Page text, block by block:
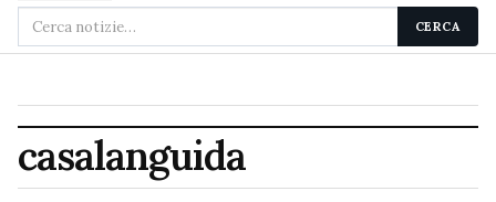
Cerca
nel
CERCA
casalanguida